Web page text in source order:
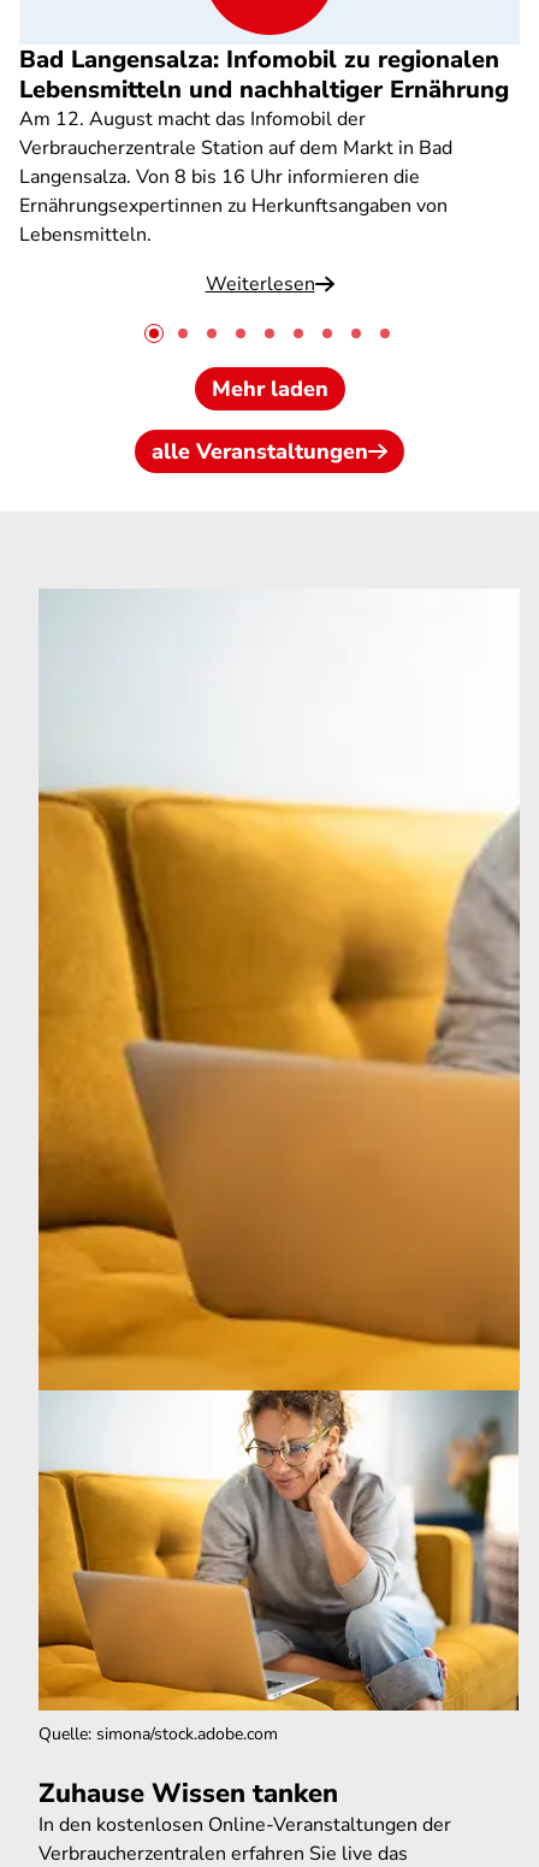
Bad Langensalza: Infomobil zu regionalen
Lebensmitteln und nachhaltiger Ernährung
Am 12. August macht das Infomobil der
Verbraucherzentrale Station auf dem Markt in Bad
Langensalza. Von 8 bis 16 Uhr informieren die
Ernährungsexpertinnen zu Herkunftsangaben von
Lebensmitteln.
Weiterlesen
Mehr laden
alle Veranstaltungen
Zuhause Wissen tanken
In den kostenlosen Online-Veranstaltungen der
Verbraucherzentralen erfahren Sie live das
Quelle: simona/stock.adobe.com